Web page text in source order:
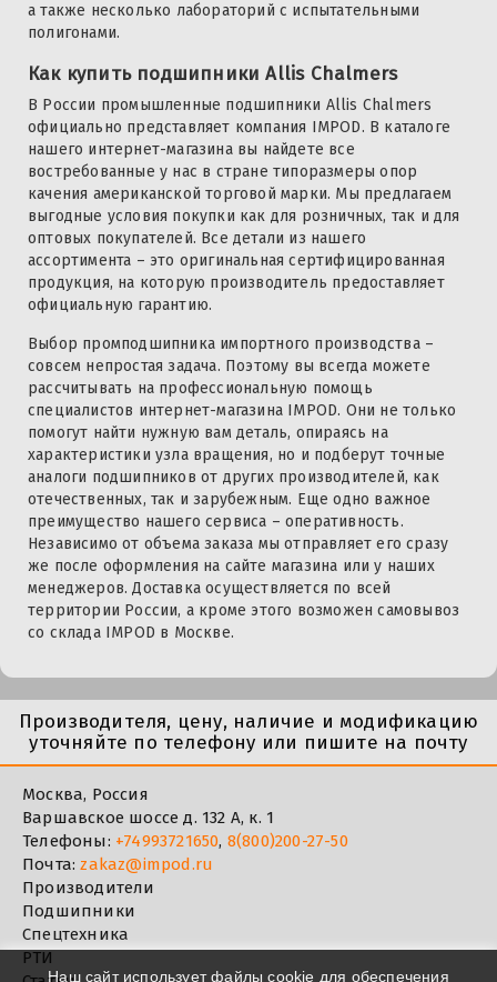
а также несколько лабораторий с испытательными
полигонами.
Как купить подшипники Allis Chalmers
В России промышленные подшипники Allis Chalmers
официально представляет компания IMPOD. В каталоге
нашего интернет-магазина вы найдете все
востребованные у нас в стране типоразмеры опор
качения американской торговой марки. Мы предлагаем
выгодные условия покупки как для розничных, так и для
оптовых покупателей. Все детали из нашего
ассортимента – это оригинальная сертифицированная
продукция, на которую производитель предоставляет
официальную гарантию.
Выбор промподшипника импортного производства –
совсем непростая задача. Поэтому вы всегда можете
рассчитывать на профессиональную помощь
специалистов интернет-магазина IMPOD. Они не только
помогут найти нужную вам деталь, опираясь на
характеристики узла вращения, но и подберут точные
аналоги подшипников от других производителей, как
отечественных, так и зарубежным. Еще одно важное
преимущество нашего сервиса – оперативность.
Независимо от объема заказа мы отправляет его сразу
же после оформления на сайте магазина или у наших
менеджеров. Доставка осуществляется по всей
территории России, а кроме этого возможен самовывоз
со склада IMPOD в Москве.
Производителя, цену, наличие и модификацию
уточняйте по телефону или пишите на почту
Москва, Россия
Варшавское шоссе д. 132 А, к. 1
Телефоны: +74993721650, 8(800)200-27-50
Почта:zakaz@impod.ru
Производители
Подшипники
Спецтехника
РТИ
Наш сайт использует файлы cookie для обеспечения